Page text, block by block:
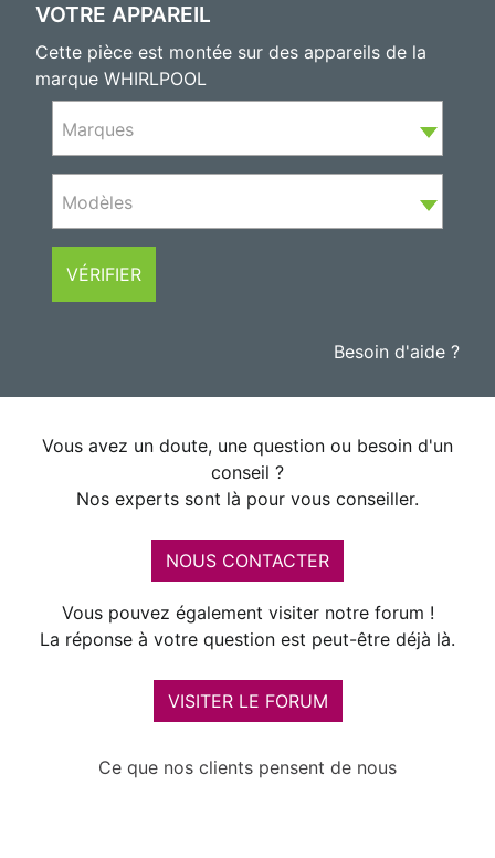
VOTRE APPAREIL
Cette pièce est montée sur des appareils de la
marque WHIRLPOOL
Marques
Modèles
VÉRIFIER
Besoin d'aide ?
Vous avez un doute, une question ou besoin d'un
conseil ?
Nos experts sont là pour vous conseiller.
NOUS CONTACTER
Vous pouvez également visiter notre forum !
La réponse à votre question est peut-être déjà là.
VISITER LE FORUM
Ce que nos clients pensent de nous